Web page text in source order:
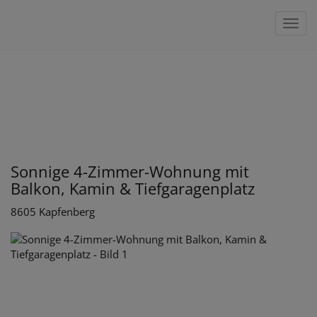
Sonnige 4-Zimmer-Wohnung mit
Balkon, Kamin & Tiefgaragenplatz
8605 Kapfenberg